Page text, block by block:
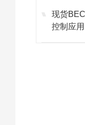
现货
控制应用